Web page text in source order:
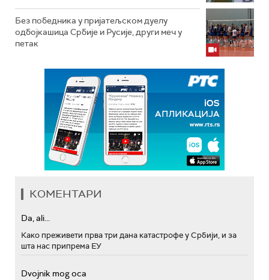
Без победника у пријатељском дуелу
одбојкашица Србије и Русије, други меч у
петак
КОМЕНТАРИ
Da, ali...
Како преживети прва три дана катастрофе у Србији, и за
шта нас припрема ЕУ
Dvojnik mog oca